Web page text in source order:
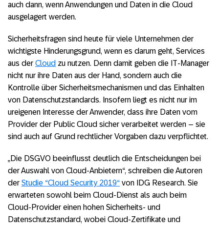
auch dann, wenn Anwendungen und Daten in die Cloud
ausgelagert werden.
Sicherheitsfragen sind heute für viele Unternehmen der
wichtigste Hinderungsgrund, wenn es darum geht, Services
aus der Cloud zu nutzen. Denn damit geben die IT-Manager
nicht nur ihre Daten aus der Hand, sondern auch die
Kontrolle über Sicherheitsmechanismen und das Einhalten
von Datenschutzstandards. Insofern liegt es nicht nur im
ureigenen Interesse der Anwender, dass ihre Daten vom
Provider der Public Cloud sicher verarbeitet werden – sie
sind auch auf Grund rechtlicher Vorgaben dazu verpflichtet.
„Die DSGVO beeinflusst deutlich die Entscheidungen bei
der Auswahl von Cloud-Anbietern“, schreiben die Autoren
der Studie “Cloud Security 2019“ von IDG Research. Sie
erwarteten sowohl beim Cloud-Dienst als auch beim
Cloud-Provider einen hohen Sicherheits- und
Datenschutzstandard, wobei Cloud-Zertifikate und